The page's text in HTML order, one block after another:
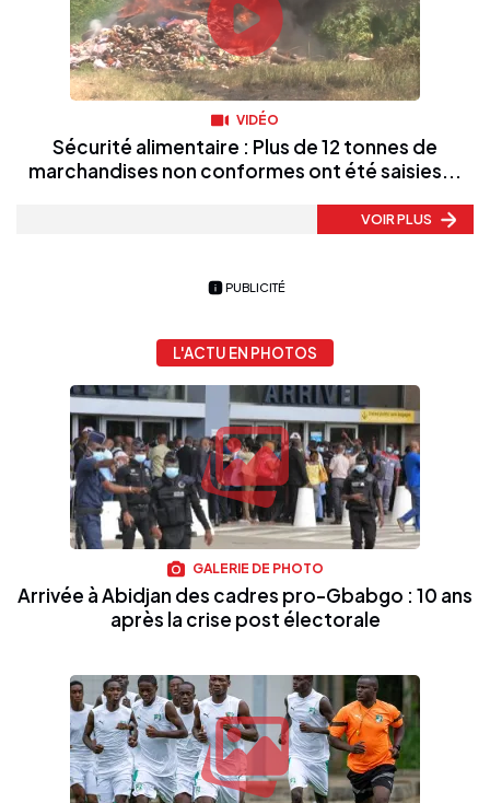
VIDÉO
Sécurité alimentaire : Plus de 12 tonnes de
marchandises non conformes ont été saisies...
VOIR PLUS
PUBLICITÉ
L'ACTU EN PHOTOS
GALERIE DE PHOTO
Arrivée à Abidjan des cadres pro-Gbabgo : 10 ans
après la crise post électorale